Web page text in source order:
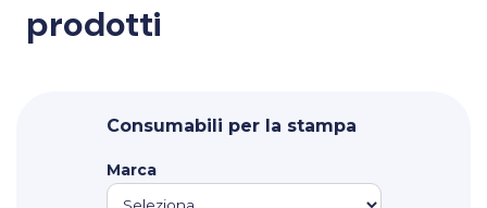
empty.
prodotti
Consumabili per la stampa
Marca